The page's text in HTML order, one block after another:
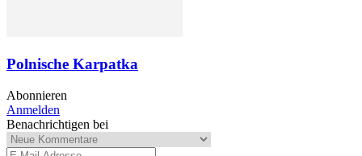
Polnische Karpatka
Abonnieren
Anmelden
Benachrichtigen bei